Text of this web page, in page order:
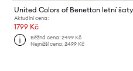
Aktuální cena:
1799 Kč
Běžná cena:2499 Kč
Nejnižší cena:2499 Kč